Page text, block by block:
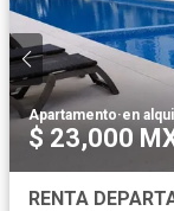
Apartamento·en
$ 23,000